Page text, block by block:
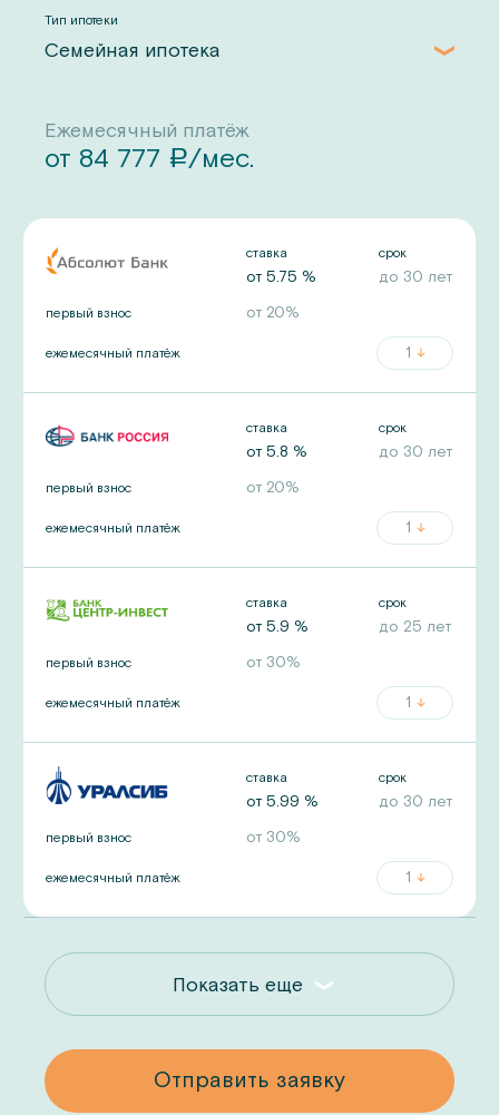
Тип ипотеки
Семейная ипотека
Ежемесячный платёж
от 84 777 a/мес.
ставка
от 5.75 %
срок
до 30 лет
первый взнос от 20%
ежемесячный платёж 1
ставка
от 5.8 %
срок
до 30 лет
первый взнос от 20%
ежемесячный платёж 1
ставка
от 5.9 %
срок
до 25 лет
первый взнос от 30%
ежемесячный платёж 1
ставка
от 5.99 %
срок
до 30 лет
первый взнос от 30%
ежемесячный платёж 1
Показать еще
Отправить заявку